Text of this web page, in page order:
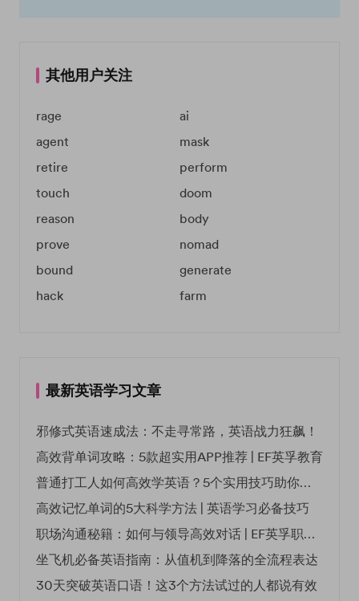
其他用户关注
rage
ai
agent
mask
retire
perform
touch
doom
reason
body
prove
nomad
bound
generate
hack
farm
最新英语学习文章
邪修式英语速成法：不走寻常路，英语战力狂飙！
高效背单词攻略：5款超实用APP推荐 | EF英孚教育
普通打工人如何高效学英语？5个实用技巧助你突破职场瓶颈
高效记忆单词的5大科学方法 | 英语学习必备技巧
职场沟通秘籍：如何与领导高效对话 | EF英孚职场指南
坐飞机必备英语指南：从值机到降落的全流程表达
30天突破英语口语！这3个方法试过的人都说有效